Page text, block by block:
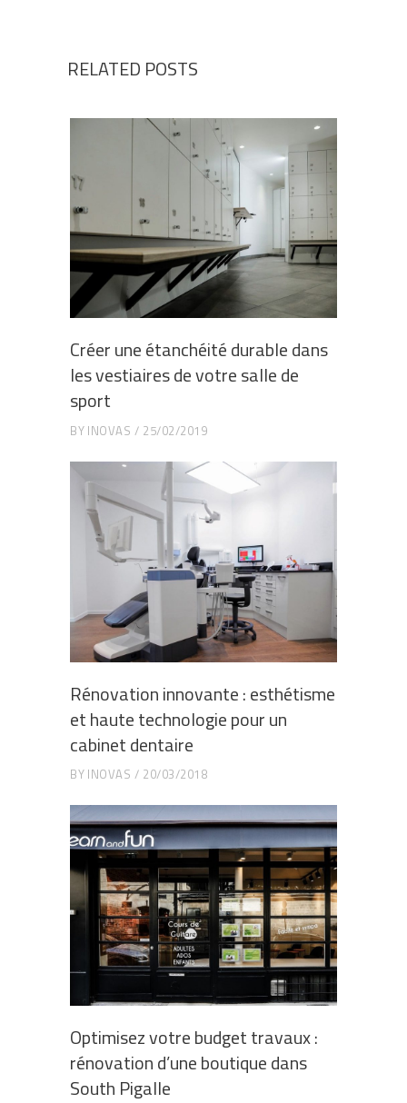
RELATED POSTS
Créer une étanchéité durable dans
les vestiaires de votre salle de
sport
BY INOVAS 25/02/2019
Rénovation innovante : esthétisme
et haute technologie pour un
cabinet dentaire
BY INOVAS 20/03/2018
Optimisez votre budget travaux :
rénovation d’une boutique dans
South Pigalle